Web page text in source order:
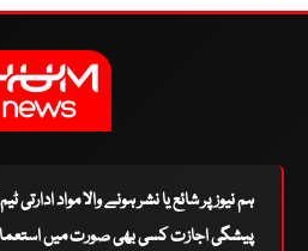
ہم نیوز پر شائع یا نشر ہونے والا مواد
پیشگی اجازت کسی بھی صورت میں